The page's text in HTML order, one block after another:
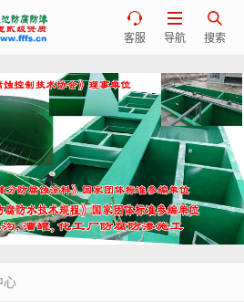

搜索

导航

客服
心